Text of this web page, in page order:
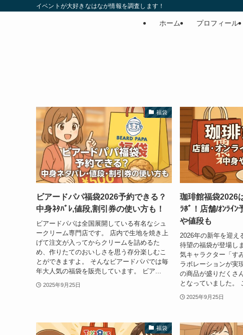
イベントが大好きなはなが情報を調査します！
ホーム プロフィール
福袋
ビアードパパ福袋2026予約できる？
中身ﾈﾀﾊﾞﾚ,値段,割引券の使い方も！
ビアードパパは全国展開している有名なシュ
ークリーム専門店です。 店内で生地を焼き上
げて注文が入ってからクリームを詰めるた
め、作りたてのおいしさを思う存分楽しむこ
とができますよ。 そんなビアードパパでは毎
年大人気の福袋を販売しています。 ビア...
2025年9月25日
珈琲館福袋2026
ﾗﾎﾞ！店舗/ｵﾝﾗｲﾝ
や値段も
2026年の新年を迎え
待望の福袋が登場し
気キャラクター「す
ラボレーションが実
の商品が盛りだくさ
となっていました。
2025年9月25日
福袋